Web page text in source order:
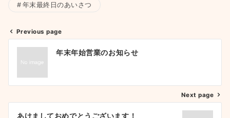
年末最終日のあいさつ
Previous page
年末年始営業のお知らせ
Next page
あけましておめでとうございます！